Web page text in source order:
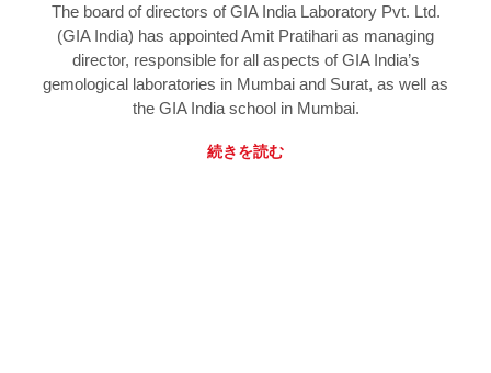
The board of directors of GIA India Laboratory Pvt. Ltd.
(GIA India) has appointed Amit Pratihari as managing
director, responsible for all aspects of GIA India’s
gemological laboratories in Mumbai and Surat, as well as
the GIA India school in Mumbai.
続きを読む